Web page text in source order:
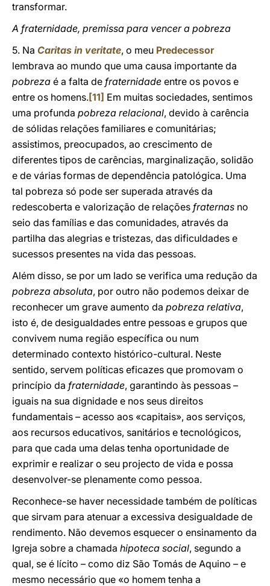
transformar.
A fraternidade, premissa para vencer a pobreza
5. Na Caritas in veritate, o meu Predecessor
lembrava ao mundo que uma causa importante da
pobreza é a falta de fraternidade entre os povos e
entre os homens.[11] Em muitas sociedades, sentimos
uma profunda pobreza relacional, devido à carência
de sólidas relações familiares e comunitárias;
assistimos, preocupados, ao crescimento de
diferentes tipos de carências, marginalização, solidão
e de várias formas de dependência patológica. Uma
tal pobreza só pode ser superada através da
redescoberta e valorização de relações fraternas no
seio das famílias e das comunidades, através da
partilha das alegrias e tristezas, das dificuldades e
sucessos presentes na vida das pessoas.
Além disso, se por um lado se verifica uma redução da
pobreza absoluta, por outro não podemos deixar de
reconhecer um grave aumento da pobreza relativa,
isto é, de desigualdades entre pessoas e grupos que
convivem numa região específica ou num
determinado contexto histórico-cultural. Neste
sentido, servem políticas eficazes que promovam o
princípio da fraternidade, garantindo às pessoas –
iguais na sua dignidade e nos seus direitos
fundamentais – acesso aos «capitais», aos serviços,
aos recursos educativos, sanitários e tecnológicos,
para que cada uma delas tenha oportunidade de
exprimir e realizar o seu projecto de vida e possa
desenvolver-se plenamente como pessoa.
Reconhece-se haver necessidade também de políticas
que sirvam para atenuar a excessiva desigualdade de
rendimento. Não devemos esquecer o ensinamento da
Igreja sobre a chamada hipoteca social, segundo a
qual, se é lícito – como diz São Tomás de Aquino – e
mesmo necessário que «o homem tenha a